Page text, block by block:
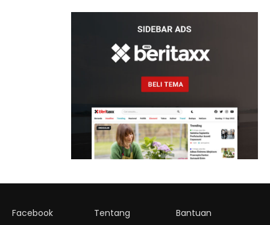
Facebook
Tentang
Bantuan